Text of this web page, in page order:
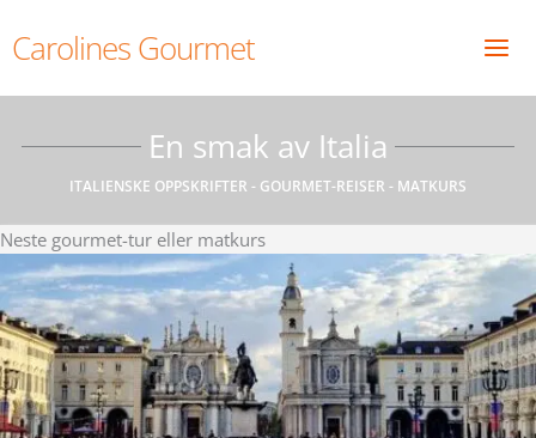
toCarolines Gourmet
En smak av Italia
ITALIENSKE OPPSKRIFTER - GOURMET-REISER - MATKURS
Neste gourmet-tur eller matkurs